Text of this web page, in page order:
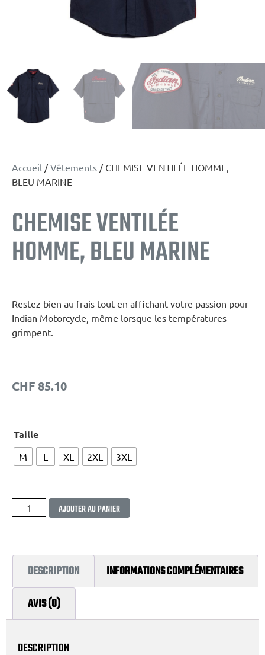
Accueil /Vêtements / CHEMISE VENTILÉE HOMME,
BLEU MARINE
CHEMISE VENTILÉE
HOMME, BLEU MARINE
Restez bien au frais tout en affichant votre passion pour
Indian Motorcycle, même lorsque les températures
grimpent.
CHF 85.10
Taille
M L XL 2XL 3XL
AJOUTER AU PANIER
DESCRIPTION INFORMATIONS COMPLÉMENTAIRES
AVIS (0)
DESCRIPTION